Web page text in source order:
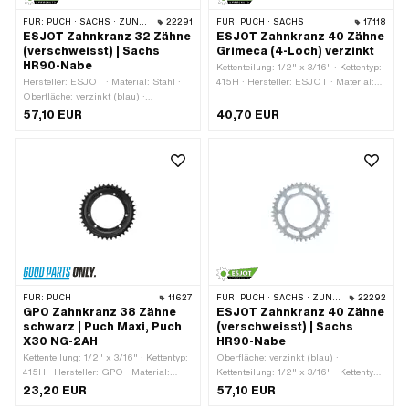
FÜR: PUCH · SACHS · ZÜNDAPP BELMONDO · CILO 22291
ESJOT Zahnkranz 32 Zähne
(verschweisst) | Sachs
HR90-Nabe
Hersteller: ESJOT · Material: Stahl ·
Oberfläche: verzinkt (blau) ·
Kettenteilung: 1/2" x 3/16" · Kettentyp:
415H · Anzahl Zähne: 32 Stk. · Ø
57,10 EUR
FÜR: PUCH · SACHS 17118
ESJOT Zahnkranz 40 Zähne
Grimeca (4-Loch) verzinkt
Kettenteilung: 1/2" x 3/16" · Kettentyp:
415H · Hersteller: ESJOT · Material:
Farbe: silber · Anzahl Zähne: 40 Stk. ·
Ø Lochkreis: 115 mm · Kröpfung
Anzahl Befestigungspunkte: 4 Stk.
40,70 EUR
FÜR: PUCH 11627
GPO Zahnkranz 38 Zähne
schwarz | Puch Maxi, Puch
X30 NG-2AH
Kettenteilung: 1/2" x 3/16" · Kettentyp:
415H · Hersteller: GPO · Material:
Stahl · Oberfläche: pulverbeschichtet ·
Farbe: schwarz · Anzahl Zähne: 38
23,20 EUR
FÜR: PUCH · SACHS · ZÜNDAPP BELMONDO · CILO 22292
ESJOT Zahnkranz 40 Zähne
(verschweisst) | Sachs
HR90-Nabe
Oberfläche: verzinkt (blau) ·
Kettenteilung: 1/2" x 3/16" · Kettentyp:
415H · Hersteller: ESJOT · Material:
Stahl · Anzahl Zähne: 40 Stk. · Ø
57,10 EUR